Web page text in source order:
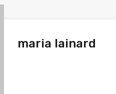
maria lainard